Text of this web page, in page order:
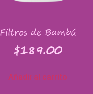
Filtros de Bambú
$189.00
Añadir al carrito